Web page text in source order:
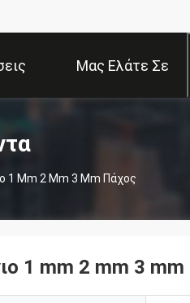
Μας Ελάτε Σε
1 Mm 2 Mm 3 Mm Πάχος
1 mm 2 mm 3